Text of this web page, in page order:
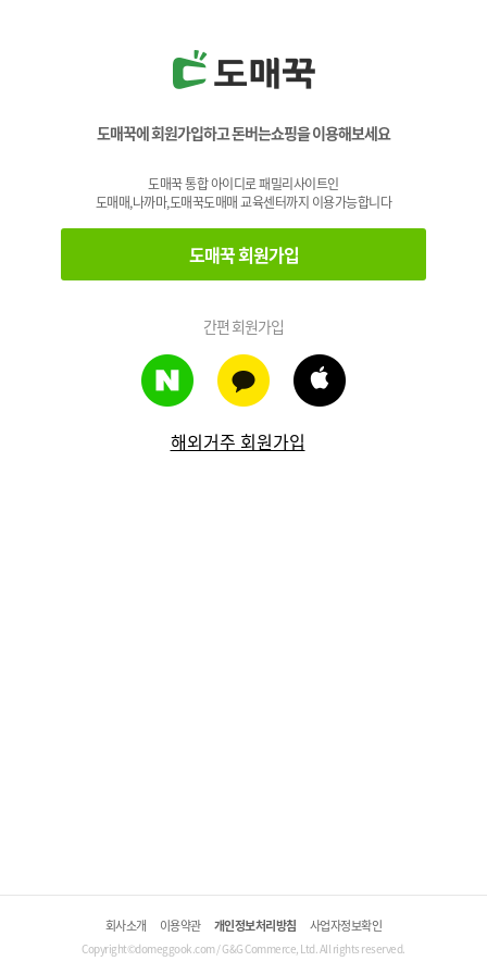
도매꾹에 회원가입하고 돈버는쇼핑을 이용해보세요
도매꾹 통합 아이디로 패밀리사이트인
도매매,나까마,도매꾹도매매 교육센터까지 이용가능합니다
도매꾹 회원가입
간편 회원가입
해외거주 회원가입
회사소개 이용약관 개인정보처리방침 사업자정보확인
Copyright©domeggook.com / G&G Commerce, Ltd. All rights reserved.